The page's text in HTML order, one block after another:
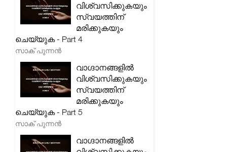
വിശ്വസിക്കുകയും
സ്വയത്തിന്
മരിക്കുകയും
ചെയ്യുക - Part 4
സാക് പുന്നൻ
വാഗ്ദാനങ്ങളിൽ
വിശ്വസിക്കുകയും
സ്വയത്തിന്
മരിക്കുകയും
ചെയ്യുക - Part 5
സാക് പുന്നൻ
വാഗ്ദാനങ്ങളിൽ